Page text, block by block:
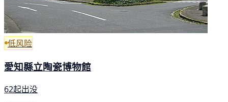
低风险
愛知縣立陶瓷博物館
62起出没